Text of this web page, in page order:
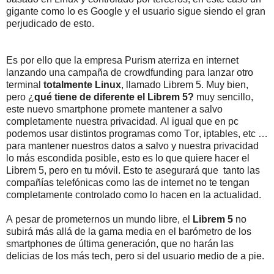
gigante como lo es Google y el usuario sigue siendo el gran
perjudicado de esto.
Es por ello que la empresa Purism aterriza en internet
lanzando una campaña de crowdfunding para lanzar otro
terminal totalmente Linux, llamado Librem 5. Muy bien,
pero ¿ qué tiene de diferente el Librem 5? muy sencillo,
este nuevo smartphone promete mantener a salvo
completamente nuestra privacidad. Al igual que en pc
podemos usar distintos programas como Tor, iptables, etc …
para mantener nuestros datos a salvo y nuestra privacidad
lo más escondida posible, esto es lo que quiere hacer el
Librem 5, pero en tu móvil. Esto te asegurará que tanto las
compañías telefónicas como las de internet no te tengan
completamente controlado como lo hacen en la actualidad.
A pesar de prometernos un mundo libre, el Librem 5 no
subirá más allá de la gama media en el barómetro de los
smartphones de última generación, que no harán las
delicias de los más tech, pero si del usuario medio de a pie.